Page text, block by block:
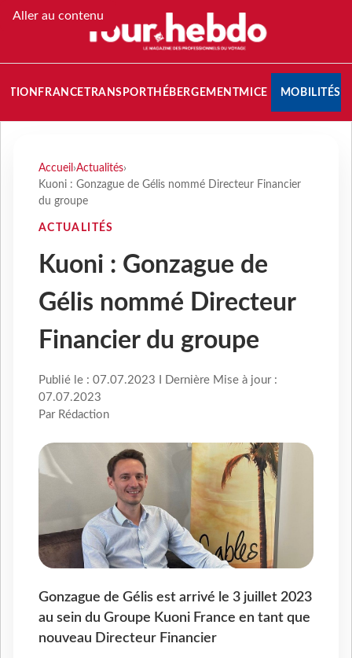
Aller au contenu
FRANCETRANSPORT HÉBERGEMENTMICE MOBILITÉS
Accueil ›Actualités›
Kuoni : Gonzague de Gélis nommé Directeur Financier
du groupe
ACTUALITÉS
Kuoni : Gonzague de
Gélis nommé Directeur
Financier du groupe
Publié le : 07.07.2023 I Dernière Mise à jour :
07.07.2023
Par Rédaction
Gonzague de Gélis est arrivé le 3 juillet 2023
au sein du Groupe Kuoni France en tant que
nouveau Directeur Financier